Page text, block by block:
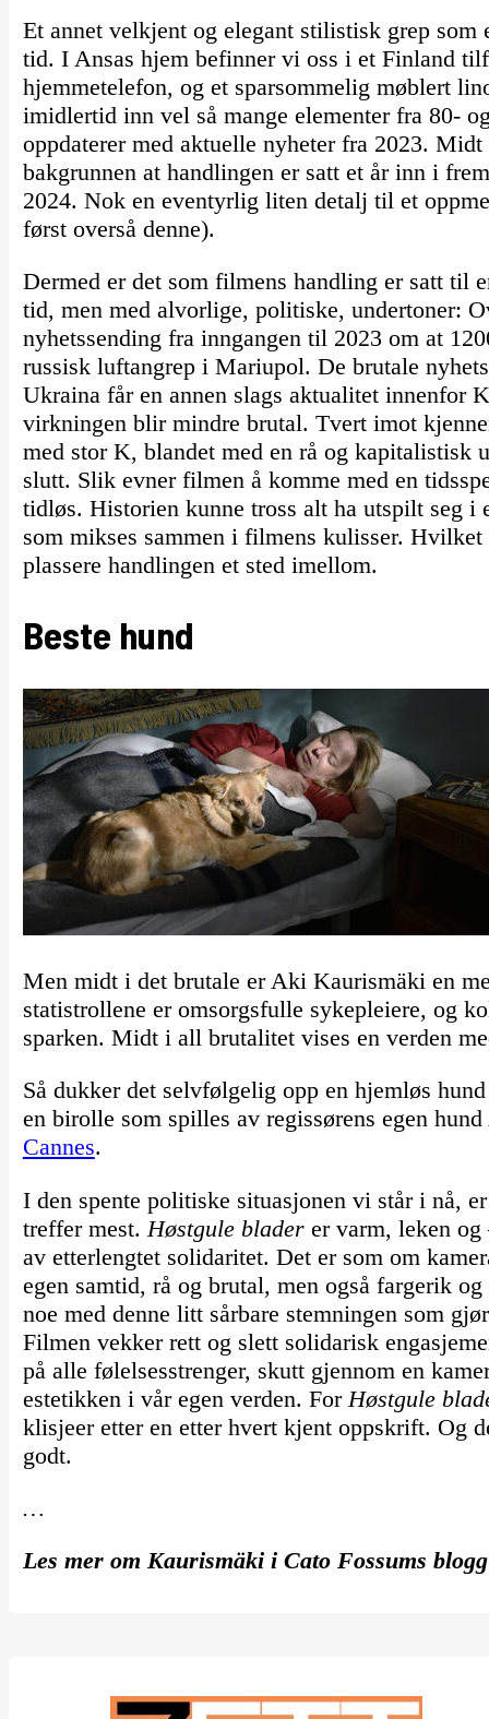
Et annet velkjent og elegant stilistisk grep som
tid. I Ansas hjem befinner vi oss i et Finland
hjemmetelefon, og et sparsommelig møblert
imidlertid inn vel så mange elementer fra 80-
oppdaterer med aktuelle nyheter fra 2023.
bakgrunnen at handlingen er satt et år inn i
2024. Nok en eventyrlig liten detalj til et
først overså denne).
Dermed er det som filmens handling er satt til
tid, men med alvorlige, politiske, undertoner:
nyhetssending fra inngangen til 2023 om at
russisk luftangrep i Mariupol. De brutale
Ukraina får en annen slags aktualitet innenfor
virkningen blir mindre brutal. Tvert imot
med stor K, blandet med en rå og kapitalistisk
slutt. Slik evner filmen å komme med en
tidløs. Historien kunne tross alt ha utspilt seg i
som mikses sammen i filmens kulisser.
plassere handlingen et sted imellom.
Beste hund
Men midt i det brutale er Aki Kaurismäki en
statistrollene er omsorgsfulle sykepleiere, og
sparken. Midt i all brutalitet vises en verden
Så dukker det selvfølgelig opp en hjemløs
en birolle som spilles av regissørens egen
Cannes.
I den spente politiske situasjonen vi står i nå,
treffer mest. Høstgule bladerer varm, leken
av etterlengtet solidaritet. Det er som om
egen samtid, rå og brutal, men også fargerik
noe med denne litt sårbare stemningen som
Filmen vekker rett og slett solidarisk
på alle følelsesstrenger, skutt gjennom en
estetikken i vår egen verden. For Høstgule
klisjeer etter en etter hvert kjent oppskrift. Og
godt.
…
Les mer om Kaurismäki i Cato Fossums